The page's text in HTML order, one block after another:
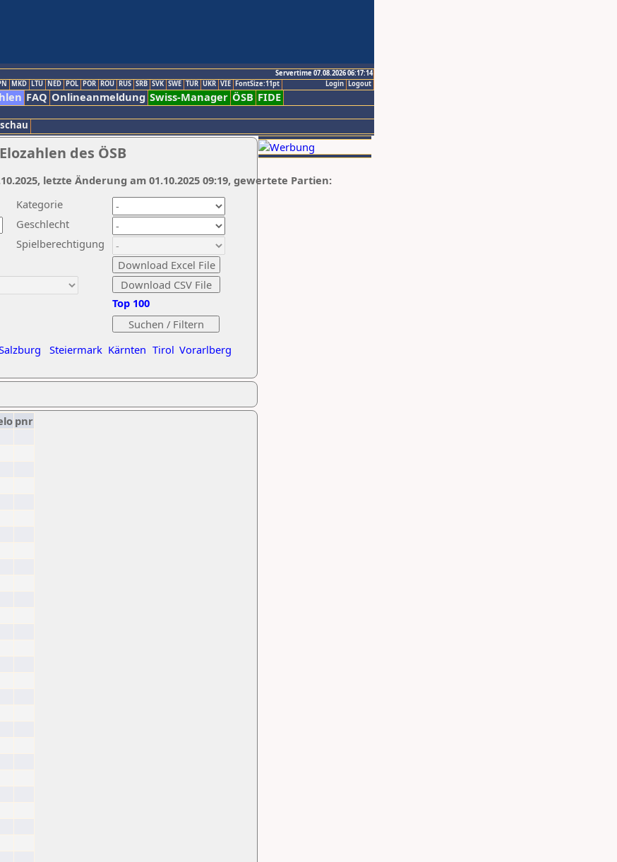
Servertime 07.08.2026 06:17:14
Logout
Login
MKD LTU NED POL POR ROU RUS SRB SVK SWE TUR UKR VIE FontSize:11pt
FAQ Onlineanmeldung Swiss-Manager ÖSB FIDE
des ÖSB
Kategorie
Geschlecht
Spielberechtigung
Steiermark Kärnten Tirol Vorarlberg
Top 100
letzte Änderung am 01.10.2025 09:19, gewertete Partien:
pnr